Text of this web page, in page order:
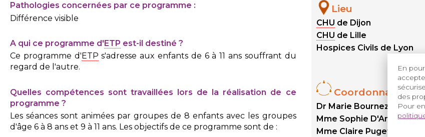
En
des
Pour
Pathologies concernées par ce programme :
Différence visible
A qui ce programme d'ETP est-il destiné ?
Ce programme d' ETP s'adresse aux enfants de 6 à 11 ans souffrant du
regard de l'autre.
Quelles compétences sont travaillées lors de la réalisation de ce
programme ?
Les séances sont animées par groupes de 8 enfants avec les groupes
d'âge 6 à 8 ans et 9 à 11 ans. Les objectifs de ce programme sont de :
Lieu
CHU de Dijon
CHU de Lille
Hospices Civils de Lyon
Coordonnateurs
Dr Marie Bournez (Dijon)
Mme Sophie D'Angelo
Mme Claire Puget (Lyon)